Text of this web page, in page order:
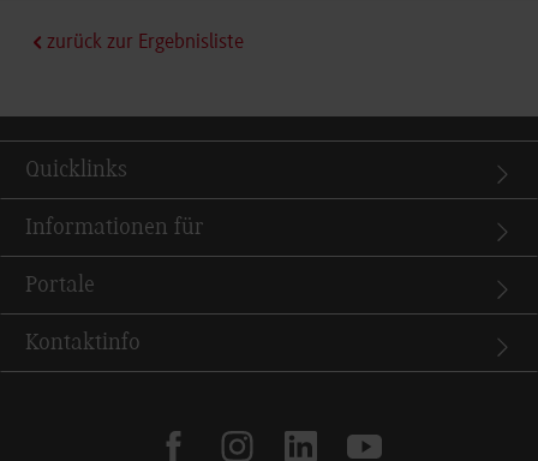
zurück zur Ergebnisliste
Quicklinks
Informationen für
Portale
Kontaktinfo
facebookinstagramlinkedinyoutube